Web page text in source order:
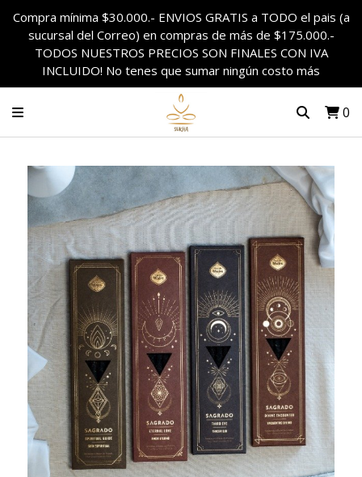
Compra mínima $30.000.- ENVIOS GRATIS a TODO el pais (a
sucursal del Correo) en compras de más de $175.000.-
TODOS NUESTROS PRECIOS SON FINALES CON IVA
INCLUIDO! No tenes que sumar ningún costo más
0